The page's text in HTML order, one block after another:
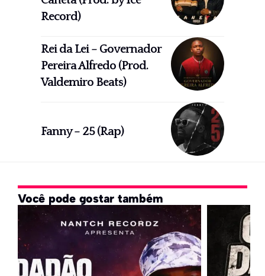
Record)
Rei da Lei – Governador
Pereira Alfredo (Prod.
Valdemiro Beats)
Fanny – 25 (Rap)
Você pode gostar também